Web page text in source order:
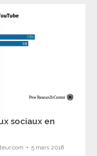
sociaux en
5 mars 2018